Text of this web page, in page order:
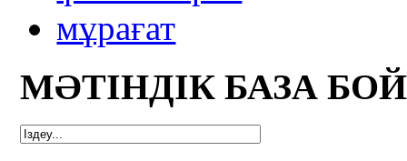
мұрағат
МӘТІНДІК БАЗА